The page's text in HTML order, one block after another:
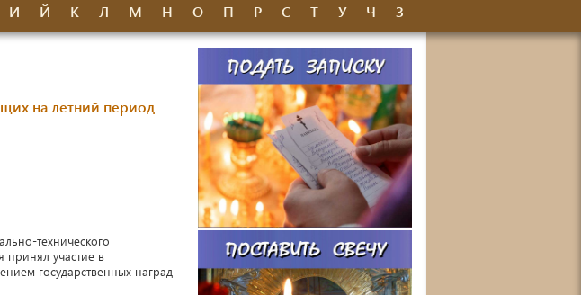
И Й К Л М Н О П Р С Т У Ч З
на летний период
технического
принял участие в
государственных наград